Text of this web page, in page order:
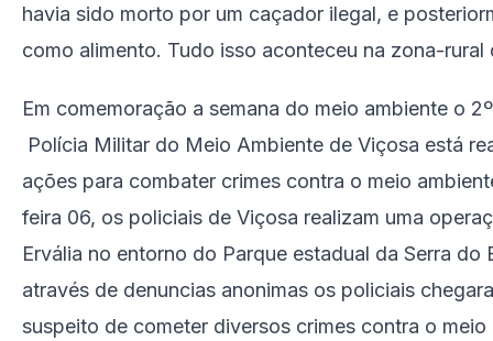
havia sido morto por um caçador ilegal, e
como alimento. Tudo isso aconteceu na zona-rural
Em comemoração a semana do meio ambiente o
Polícia Militar do Meio Ambiente de Viçosa está
ações para combater crimes contra o meio
feira 06, os policiais de Viçosa realizam uma
Ervália no entorno do Parque estadual da Serra do
através de denuncias anonimas os policiais
suspeito de cometer diversos crimes contra o meio